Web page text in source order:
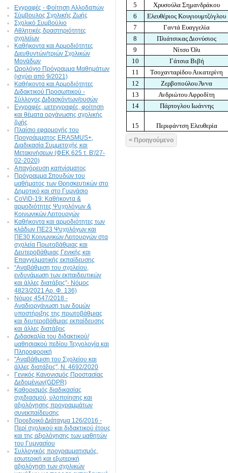
Εγγραφές - Φοίτηση Aλλοδαπών
Σύμβουλος Σχολικής Ζωής
Σχολικό Συμβούλιο
Αθλητικές δραστηριότητες
σχολείων
Καθήκοντα και Αρμοδιότητες
Διευθυντών/τριών Σχολικών
Μονάδων
Ωρολόγιο Πρόγραμμα Μαθημάτων
(ισχύει από 9/2021)
Καθήκοντα και Αρμοδιότητες
Διδακτικού Προσωπικού -
Σύλλογος Διδασκόντων/ουσών
Εγγραφές, μετεγγραφές, φοίτηση
και θέματα οργάνωσης σχολικής
ζωής
Πλαίσιο εφαρμογής του
Προγράμματος ERASMUS+,
Διαδικασία Συμμετοχής και
Μετακινήσεων (ΦΕΚ 625 τ. Β'/27-
02-2020)
Απαγόρευση καπνίσματος
Πρόγραμμα Σπουδών του
μαθήματος των Θρησκευτικών στο
Δημοτικό και στο Γυμνάσιο
CoViD-19: Kαθήκοντα &
αρμοδιότητες Ψυχολόγων &
Κοινωνικών Λειτουργών
Καθήκοντα και αρμοδιότητες των
κλάδων ΠΕ23 Ψυχολόγων και
ΠΕ30 Κοινωνικών Λειτουργών στα
σχολεία Πρωτοβάθμιας και
Δευτεροβάθμιας Γενικής και
Επαγγελματικής εκπαίδευσης
“Αναβάθμιση του σχολείου,
ενδυνάμωση των εκπαιδευτικών
και άλλες διατάξεις”- Νόμος
4823/2021 Αρ. Φ. 136)
Νόμος 4547/2018 -
Αναδιοργάνωση των δομών
υποστήριξης της πρωτοβάθμιας
και δευτεροβάθμιας εκπαίδευσης
και άλλες διατάξεις
Διδασκαλία του διδακτικού/
μαθησιακού πεδίου Τεχνολογία και
Πληροφορική
"Αναβάθμιση του Σχολείου και
άλλες διατάξεις", N. 4692/2020
Γενικός Κανονισμός Προστασίας
Δεδομένων(GDPR)
Καθορισμός διαδικασίας
σχεδιασμού, υλοποίησης και
αξιολόγησης προγραμμάτων
συνεκπαίδευσης
Προεδρικό Διάταγμα 126/2016 -
Περί σχολικού και διδακτικού έτους
και της αξιολόγησης των μαθητών
του Γυμνασίου
Συλλογικός προγραμματισμός,
εσωτερική και εξωτερική
αξιολόγηση των σχολικών
5
Χρυσούλα Σημανδράκου
6
Ελευθέριος Κουγιουμτζόγλου
7
Γαντά Ευαγγελία
8
Πλιάτσικας Διονύσιος
9
Νίτσο Όλι
10
Γάτσια Βιβή
11
Τσοχανταρίδου Αικατερίνη
12
Ζερβοπούλου Άννα
13
Ανδριώτου Αφροδίτη
14
Πάρτογλου Ιωάννης
15 Περιφάντση Ελευθερία
< Προηγούμενο